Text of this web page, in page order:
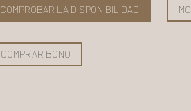
COMPROBAR LA DISPONIBILIDAD
COMPRAR BONO